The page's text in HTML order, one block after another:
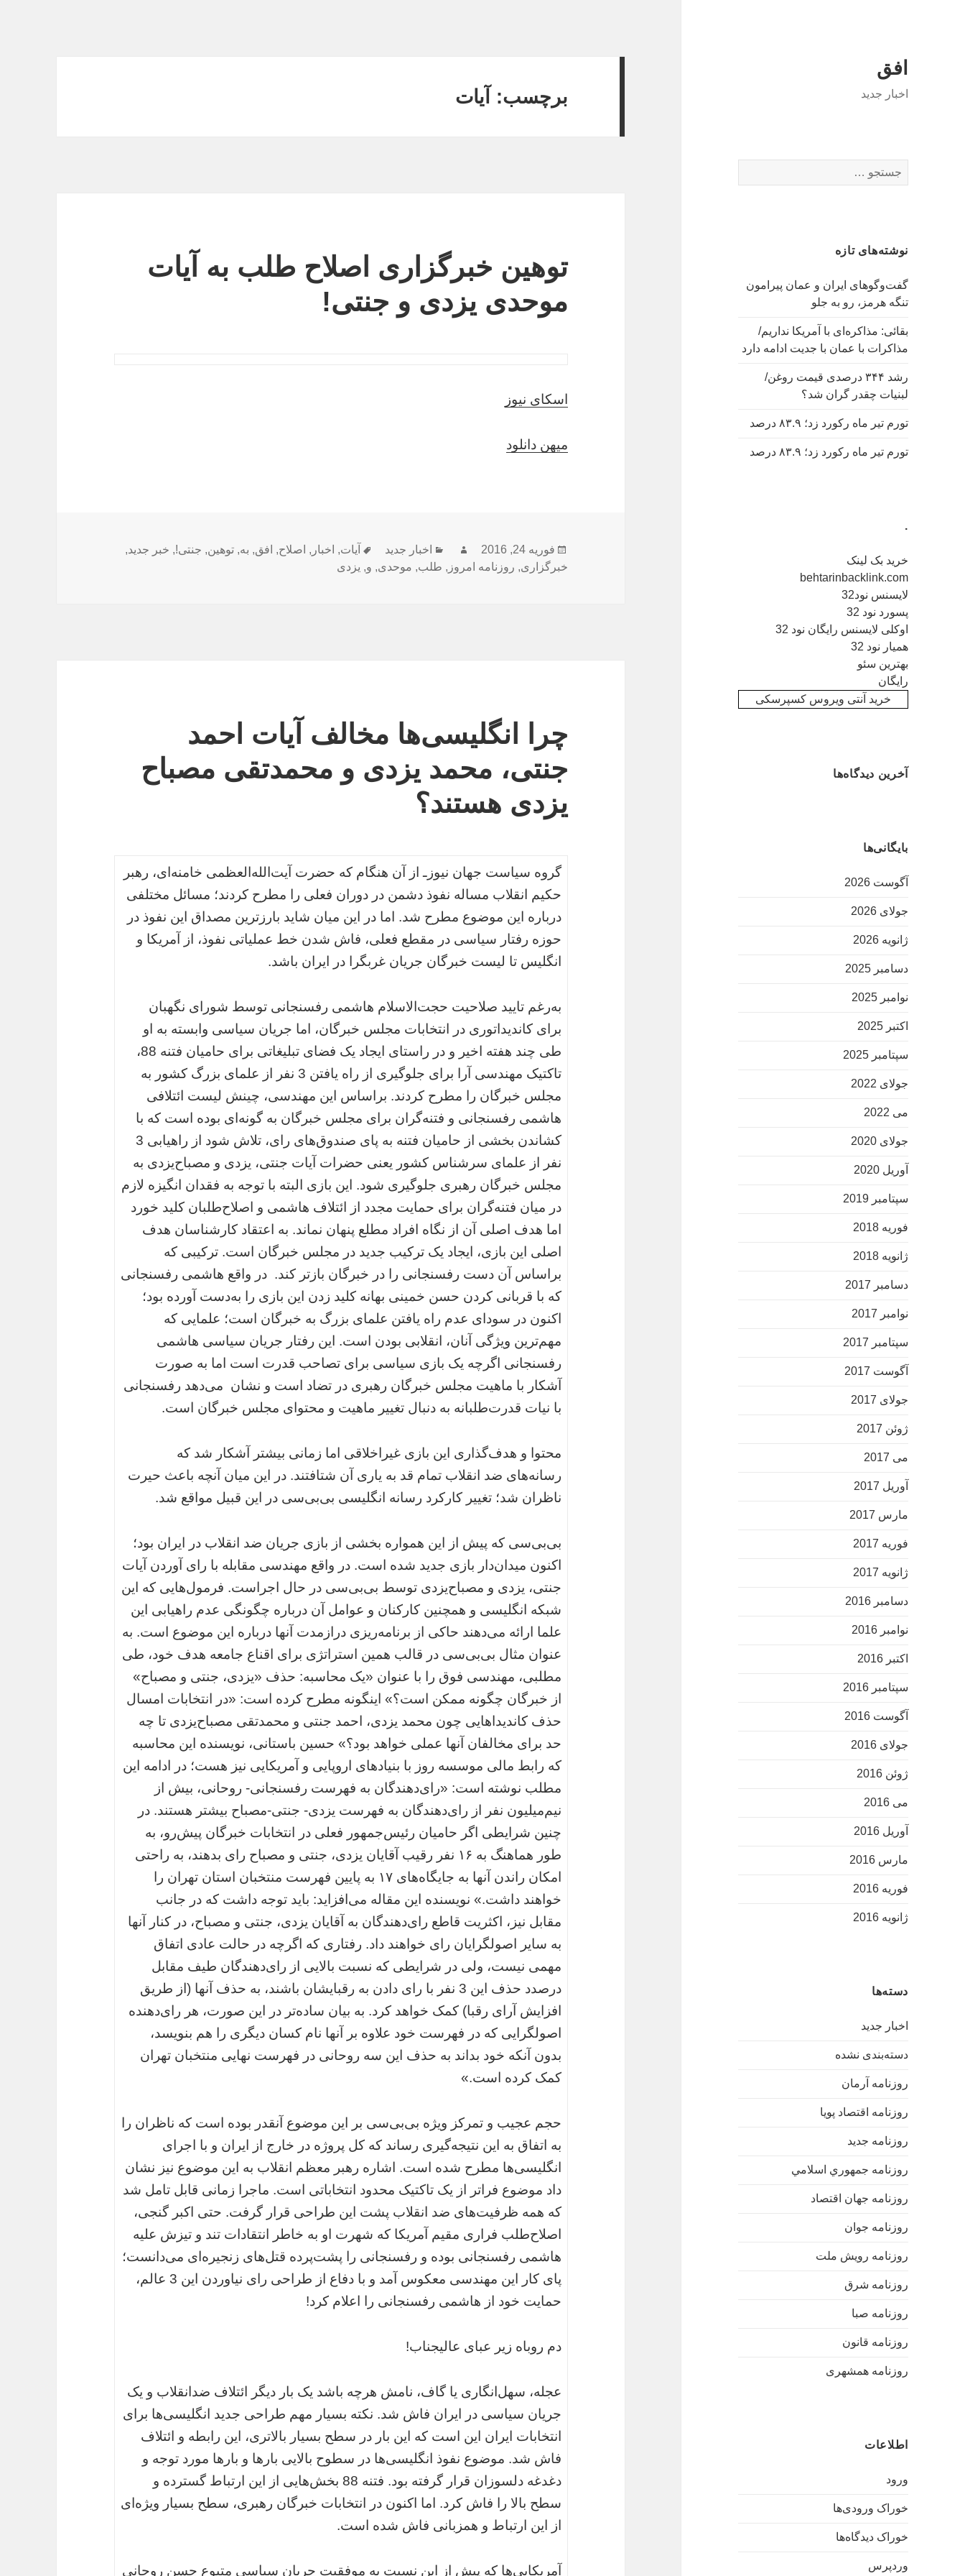
افق
اخبار جدید
برای:
نوشته‌های تازه
گفت‌وگوهای ایران و عمان پیرامون
تنگه هرمز، رو به جلو
بقائی: مذاکره‌ای با آمریکا نداریم/
مذاکرات با عمان با جدیت ادامه دارد
رشد ۳۴۴ درصدی قیمت روغن/
لبنیات چقدر گران شد؟
تورم تیر ماه رکورد زد؛ ۸۳.۹ درصد
تورم تیر ماه رکورد زد؛ ۸۳.۹ درصد
.
خرید بک لینک
behtarinbacklink.com
لایسنس نود32
پسورد نود 32
اوکلی لایسنس رایگان نود 32
همیار نود 32
بهترین سئو
رایگان
خرید آنتی ویروس کسپرسکی
آخرین دیدگاه‌ها
بایگانی‌ها
آگوست 2026
جولای 2026
ژانویه 2026
دسامبر 2025
نوامبر 2025
اکتبر 2025
سپتامبر 2025
جولای 2022
می 2022
جولای 2020
آوریل 2020
سپتامبر 2019
فوریه 2018
ژانویه 2018
دسامبر 2017
نوامبر 2017
سپتامبر 2017
آگوست 2017
جولای 2017
ژوئن 2017
می 2017
آوریل 2017
مارس 2017
فوریه 2017
ژانویه 2017
دسامبر 2016
نوامبر 2016
اکتبر 2016
سپتامبر 2016
آگوست 2016
جولای 2016
ژوئن 2016
می 2016
آوریل 2016
مارس 2016
فوریه 2016
ژانویه 2016
دسته‌ها
اخبار جدید
دسته‌بندی نشده
روزنامه آرمان
روزنامه اقتصاد پویا
روزنامه جدید
روزنامه جمهوري اسلامي
روزنامه جهان اقتصاد
روزنامه جوان
روزنامه رویش ملت
روزنامه شرق
روزنامه صبا
روزنامه قانون
روزنامه همشهری
اطلاعات
ورود
خوراک ورودی‌ها
خوراک دیدگاه‌ها
وردپرس
برچسب: آیات
توهین خبرگزاری اصلاح طلب به آیات
موحدی یزدی و جنتی!
اسکای نیوز
میهن دانلود
ارسال
شده
فوریه 24, 2016 نویسندهدسته‌ها
اخبار جدید برچسب‌ها
آیات, اخبار , اصلاح, افق, به,توهین, جنتی!, خبر جدید,
خبرگزاری, روزنامه امروز , طلب, موحدی, و, یزدی
چرا انگلیسی‌ها مخالف آیات احمد
جنتی، محمد یزدی و محمدتقی مصباح
یزدی هستند؟
گروه سیاست جهان نیوزـ از آن هنگام که حضرت آیت‌الله‌العظمی خامنه‌ای، رهبر
حکیم انقلاب مساله نفوذ دشمن در دوران فعلی را مطرح کردند؛ مسائل مختلفی
درباره این موضوع مطرح شد. اما در این میان شاید بارزترین مصداق این نفوذ در
حوزه رفتار سیاسی در مقطع فعلی، فاش شدن خط عملیاتی نفوذ، از آمریکا و
انگلیس تا لیست خبرگان جریان غربگرا در ایران باشد.
به‌رغم تایید صلاحیت حجت‌الاسلام هاشمی رفسنجانی توسط شورای نگهبان
برای کاندیداتوری در انتخابات مجلس خبرگان، اما جریان سیاسی وابسته به او
طی چند هفته اخیر و در راستای ایجاد یک فضای تبلیغاتی برای حامیان فتنه 88،
تاکتیک مهندسی آرا برای جلوگیری از راه یافتن 3 نفر از علمای بزرگ کشور به
مجلس خبرگان را مطرح کردند. براساس این مهندسی، چینش لیست ائتلافی
هاشمی رفسنجانی و فتنه‌گران برای مجلس خبرگان به گونه‌ای بوده است که با
کشاندن بخشی از حامیان فتنه به پای صندوق‌های رای، تلاش شود از راهیابی 3
نفر از علمای سرشناس کشور یعنی حضرات آیات جنتی، یزدی و مصباح‌یزدی به
مجلس خبرگان رهبری جلوگیری شود. این بازی البته با توجه به فقدان انگیزه لازم
در میان فتنه‌گران برای حمایت مجدد از ائتلاف هاشمی و اصلاح‌طلبان کلید خورد
اما هدف اصلی آن از نگاه افراد مطلع پنهان نماند. به اعتقاد کارشناسان هدف
اصلی این بازی، ایجاد یک ترکیب جدید در مجلس خبرگان است. ترکیبی که
براساس آن دست رفسنجانی را در خبرگان بازتر کند. در واقع هاشمی‌ رفسنجانی
که با قربانی کردن حسن خمینی بهانه کلید زدن این بازی را به‌دست آورده بود؛
اکنون در سودای عدم راه یافتن علمای بزرگ به خبرگان است؛ علمایی که
مهم‌ترین ویژگی آنان، انقلابی بودن است. این رفتار جریان سیاسی هاشمی
رفسنجانی اگرچه یک بازی سیاسی برای تصاحب قدرت است اما به صورت
آشکار با ماهیت مجلس خبرگان رهبری در تضاد است و نشان می‌دهد رفسنجانی
با نیات قدرت‌طلبانه به دنبال تغییر ماهیت و محتوای مجلس خبرگان است.
محتوا و هدف‌گذاری این بازی غیراخلاقی اما زمانی بیشتر آشکار شد که
رسانه‌های ضد انقلاب تمام قد به یاری آن شتافتند. در این میان آنچه باعث حیرت
ناظران شد؛ تغییر کارکرد رسانه انگلیسی بی‌بی‌سی در این قبیل مواقع شد.
بی‌بی‌سی که پیش از این همواره بخشی از بازی جریان ضد انقلاب در ایران بود؛
اکنون میدان‌دار بازی جدید شده است. در واقع مهندسی مقابله با رای آوردن آیات
جنتی، یزدی و مصباح‌یزدی توسط بی‌بی‌سی در حال اجراست. فرمول‌هایی که این
شبکه انگلیسی و همچنین کارکنان و عوامل آن درباره چگونگی عدم راهیابی این
علما ارائه می‌دهند حاکی از برنامه‌ریزی درازمدت آنها درباره این موضوع است. به
عنوان مثال بی‌بی‌سی در قالب همین استراتژی برای اقناع جامعه هدف خود، طی
مطلبی، مهندسی فوق را با عنوان «یک محاسبه: حذف «یزدی، جنتی و مصباح»
از خبرگان چگونه ممکن است؟» اینگونه مطرح کرده است: «در انتخابات امسال
حذف کاندیداهایی چون محمد یزدی، احمد جنتی و محمدتقی مصباح‌یزدی تا چه
حد برای مخالفان آنها عملی خواهد بود؟» حسین باستانی، نویسنده این محاسبه
که رابط مالی موسسه روز با بنیادهای اروپایی و آمریکایی نیز هست؛ در ادامه این
مطلب نوشته است: «رای‌دهندگان به فهرست رفسنجانی- روحانی، بیش از
نیم‌میلیون نفر از رای‌دهندگان به فهرست یزدی- جنتی-مصباح بیشتر هستند. در
چنین شرایطی اگر حامیان رئیس‌جمهور فعلی در انتخابات خبرگان پیش‌رو، به
طور هماهنگ به ۱۶ نفر رقیب آقایان یزدی، جنتی و مصباح رای بدهند، به راحتی
امکان راندن آنها به جایگاه‌های ۱۷ به پایین فهرست منتخبان استان تهران را
خواهند داشت.» نویسنده این مقاله می‌افزاید: باید توجه داشت که در جانب
مقابل نیز، اکثریت قاطع رای‌دهندگان به آقایان یزدی، جنتی و مصباح، در کنار آنها
به سایر اصولگرایان رای خواهند داد. رفتاری که اگرچه در حالت عادی اتفاق
مهمی نیست، ولی در شرایطی که نسبت بالایی از رای‌دهندگان طیف مقابل
درصدد حذف این 3 نفر با رای دادن به رقبایشان باشند، به حذف آنها (از طریق
افزایش آرای رقبا) کمک خواهد کرد. به بیان ساده‌تر در این صورت، هر رای‌دهنده
اصولگرایی که در فهرست خود علاوه بر آنها نام کسان دیگری را هم بنویسد،
بدون آنکه خود بداند به حذف این سه روحانی در فهرست نهایی منتخبان تهران
کمک کرده است.»
حجم عجیب و تمرکز ویژه بی‌بی‌سی بر این موضوع آنقدر بوده است که ناظران را
به اتفاق به این نتیجه‌گیری رساند که کل پروژه در خارج از ایران و با اجرای
انگلیسی‌ها مطرح شده است. اشاره رهبر معظم انقلاب به این موضوع نیز نشان
داد موضوع فراتر از یک تاکتیک محدود انتخاباتی است. ماجرا زمانی قابل تامل شد
که همه ظرفیت‌های ضد انقلاب پشت این طراحی قرار گرفت. حتی اکبر گنجی،
اصلاح‌طلب فراری مقیم آمریکا که شهرت او به خاطر انتقادات تند و تیزش علیه
هاشمی رفسنجانی بوده و رفسنجانی را پشت‌پرده قتل‌های زنجیره‌ای می‌دانست؛
پای کار این مهندسی معکوس آمد و با دفاع از طراحی رای نیاوردن این 3 عالم،
حمایت خود از هاشمی رفسنجانی را اعلام کرد!
دم روباه زیر عبای عالیجناب!
عجله، سهل‌انگاری یا گاف، نامش هرچه باشد یک بار دیگر ائتلاف ضدانقلاب و یک
جریان سیاسی در ایران فاش شد. نکته بسیار مهم طراحی جدید انگلیسی‌ها برای
انتخابات ایران این است که این بار در سطح بسیار بالاتری، این رابطه و ائتلاف
فاش شد. موضوع نفوذ انگلیسی‌ها در سطوح بالایی بارها و بارها مورد توجه و
دغدغه دلسوزان قرار گرفته بود. فتنه 88 بخش‌هایی از این ارتباط گسترده و
سطح بالا را فاش کرد. اما اکنون در انتخابات خبرگان رهبری، سطح بسیار ویژه‌ای
از این ارتباط و همزبانی فاش شده است.
آمریکایی‌ها که پیش از این نسبت به موفقیت جریان سیاسی متبوع حسن روحانی